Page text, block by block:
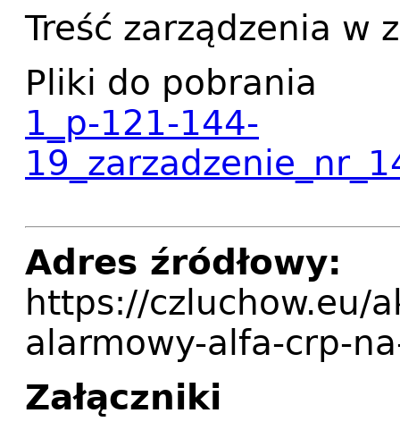
Treść zarządzenia w
Pliki do pobrania
1_p-121-144-
Adres źródłowy:
https://czluchow.eu/
alarmowy-alfa-crp-
Załączniki